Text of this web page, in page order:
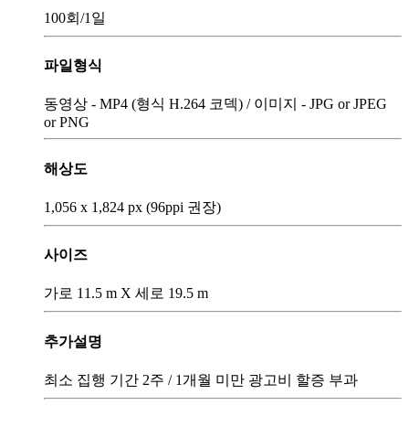
100회 /1일
파일형식
동영상 - MP4 (형식 H.264 코덱) / 이미지 - JPG or JPEG
or PNG
해상도
1,056 x 1,824 px (96ppi 권장)
사이즈
가로 11.5 m X 세로 19.5 m
추가설명
최소 집행 기간 2주 / 1개월 미만 광고비 할증 부과